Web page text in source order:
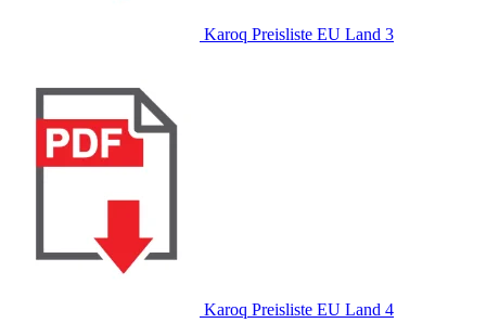
Karoq Preisliste EU Land 3
Karoq Preisliste EU Land 4